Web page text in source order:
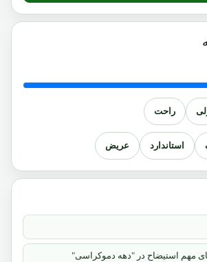
راحت
استاندارد عریض
مهم استیضاح در "دهه دموکراسی"